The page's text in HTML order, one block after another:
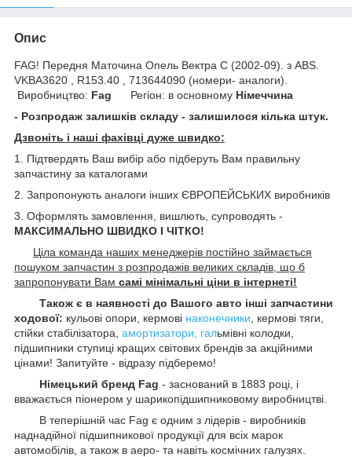
Опис
FAG! Передня Маточина Опель Вектра C (2002-09). з ABS.
VKBA3620 , R153.40 , 713644090 (номери- аналоги).
Виробництво: Fag Регіон: в основному Німеччина
- Розпродаж залишків складу - залишилося кілька штук.
Дзвоніть і наші фахівці дуже швидко:
1. Підтвердять Ваш вибір або підберуть Вам правильну
запчастину за каталогами
2. Запропонують аналоги інших ЄВРОПЕЙСЬКИХ виробників
3. Оформлять замовлення, вишлють, супроводять -
МАКСИМАЛЬНО ШВИДКО І ЧІТКО!
Ціла команда наших менеджерів постійно займається
пошуком запчастин з розпродажів великих складів, що б
запропонувати Вам самі мінімальні ціни в інтернеті!
Також є в наявності до Вашого авто інші запчастини
ходової: кульові опори, кермові наконечники , кермові тяги,
стійки стабілізатора, амортизатори, гальмівні колодки,
підшипники ступиці кращих світових брендів за акційними
цінами! Запитуйте - відразу підберемо!
Німецький бренд Fag - заснований в 1883 році, і
вважається піонером у шарикопідшипниковому виробництві.
В теперішній час Fag є одним з лідерів - виробників
наднадійної підшипникової продукції для всіх марок
автомобілів, а також в аеро- та навіть космічних галузях.